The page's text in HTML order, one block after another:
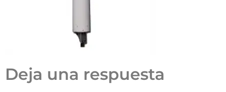
Deja una respuesta